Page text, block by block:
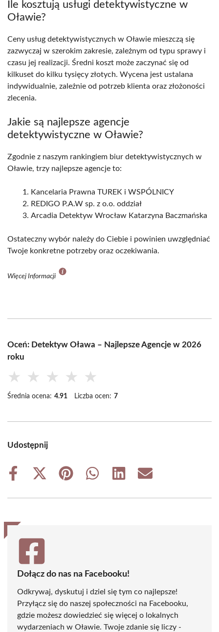
Ile kosztują usługi detektywistyczne w
Oławie?
Ceny usług detektywistycznych w Oławie mieszczą się
zazwyczaj w szerokim zakresie, zależnym od typu sprawy i
czasu jej realizacji. Średni koszt może zaczynać się od
kilkuset do kilku tysięcy złotych. Wycena jest ustalana
indywidualnie, zależnie od potrzeb klienta oraz złożoności
zlecenia.
Jakie są najlepsze agencje
detektywistyczne w Oławie?
Zgodnie z naszym rankingiem biur detektywistycznych w
Oławie, trzy najlepsze agencje to:
Kancelaria Prawna TUREK i WSPÓLNICY
REDIGO P.A.W sp. z o.o. oddział
Arcadia Detektyw Wrocław Katarzyna Baczmańska
Ostateczny wybór należy do Ciebie i powinien uwzględniać
Twoje konkretne potrzeby oraz oczekiwania.
Więcej Informacji
Oceń: Detektyw Oława – Najlepsze Agencje w 2026
roku
★ ★ ★ ★ ★
Średnia ocena: 4.91 Liczba ocen: 7
Udostępnij
Share
Share
(Twitter)
Share
Share
Share
Share
Dołącz do nas na Facebooku!
Odkrywaj, dyskutuj i dziel się tym co najlepsze!
Przyłącz się do naszej społeczności na Facebooku,
gdzie możesz dowiedzieć się więcej o lokalnych
wydarzeniach w Oławie. Twoje zdanie się liczy -